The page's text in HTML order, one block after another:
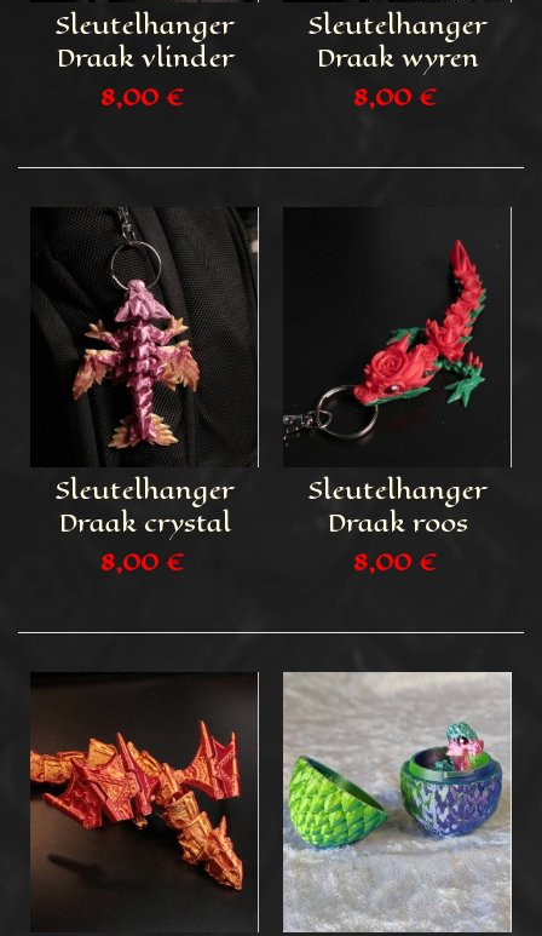
Sleutelhanger
Draak vlinder
8,00 €
Sleutelhanger
Draak wyren
8,00 €
Sleutelhanger
Draak crystal
8,00 €
Sleutelhanger
Draak roos
8,00 €